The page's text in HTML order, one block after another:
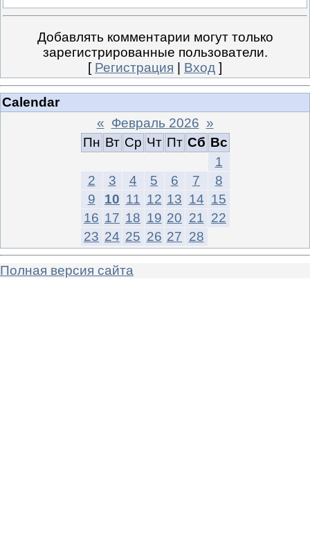
Добавлять комментарии могут только
зарегистрированные пользователи.
[ Регистрация Вход ]
Calendar
« Февраль 2026 »
Пн Вт Ср Чт Пт Сб Вс
1
2
3 4 5 6 7
8
9
10 11 12 13 14 15
16 17 18 19 20 21 22
23 24 25 26 27 28
Полная версия сайта